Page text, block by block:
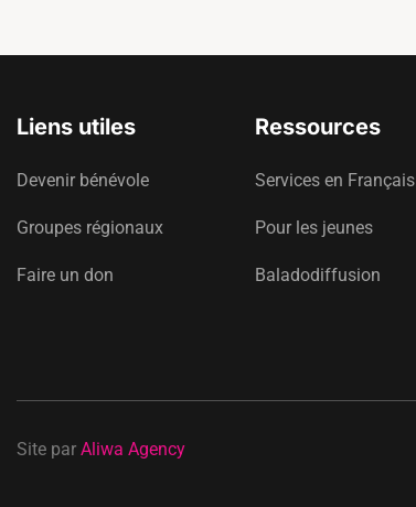
Liens utiles
Devenir bénévole
Groupes régionaux
Faire un don
Ressources
Services en Français
Pour les jeunes
Baladodiffusion
Site par Aliwa Agency